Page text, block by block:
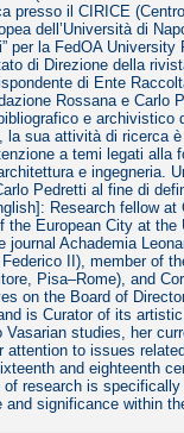
presso il CIRICE
dell’Università di
per la FedOA University
di Direzione della
di Ente
Rossana e Carlo
e archivistico
sua attività di ricerca
a temi legati alla
e ingegneria.
Pedretti al fine di
Research fellow at
the European City at the
journal Achademia
II), member of
Pisa–Rome), and
on the Board of
is Curator of its
studies, her
attention to issues
and eighteenth
research is
significance within